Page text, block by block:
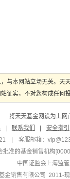
与本网站立场无关。
证实，不对您构成任
将天天基金网设为上网
联系我们
安全指引
客服邮箱：
批准的基金销售机构
中国证监会上海监
金销售有限公司 2011-